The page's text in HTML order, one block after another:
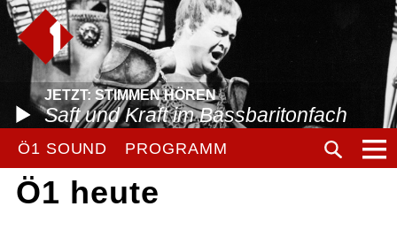
JETZT: STIMMEN HÖREN
Saft und Kraft im Bassbaritonfach
Ö1 SOUND PROGRAMM
Ö1 heute